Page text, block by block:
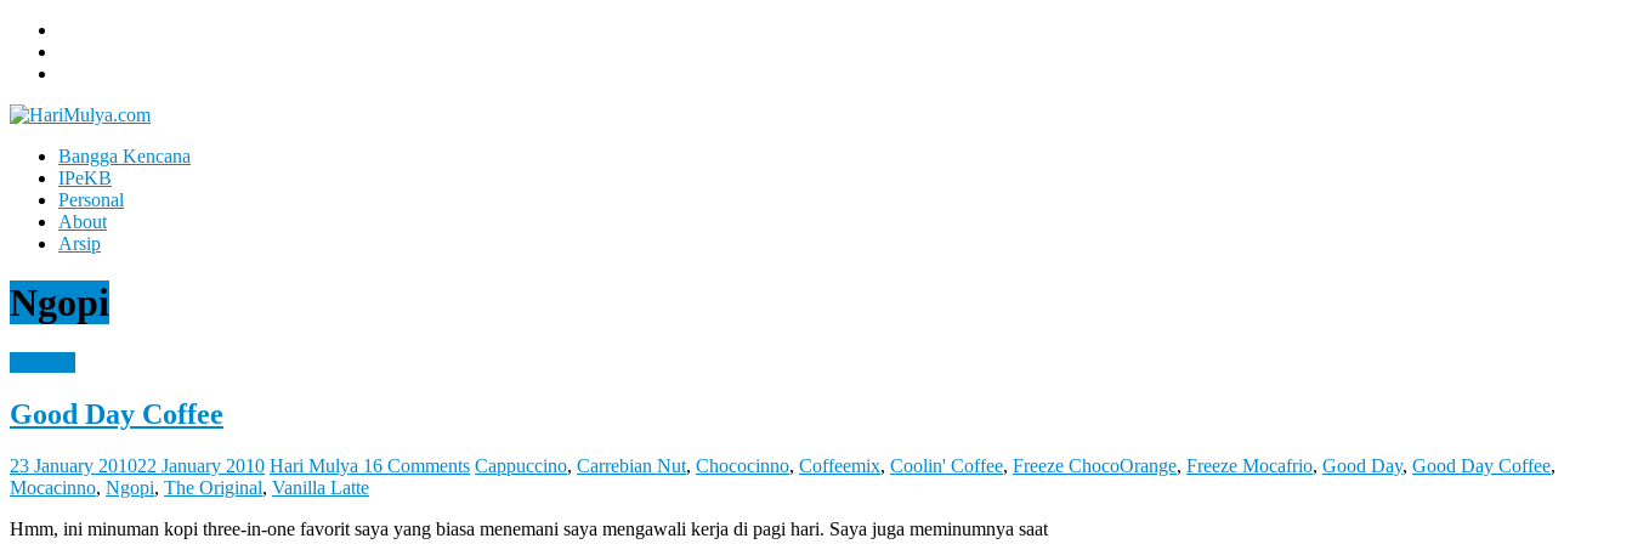
Skip
content
Hari
Mulya
Brain
Can
Analyze
Right
Brain
You
Feel
It
Bangga Kencana
IPeKB
Personal
About
Arsip
Ngopi
Good Day Coffee
23 January 201022 January 2010 Hari Mulya 16 Comments Cappuccino, Carrebian Nut, Chococinno, Coffeemix, Coolin' Coffee, Freeze ChocoOrange, Freeze Mocafrio, Good Day, Good Day Coffee,
Mocacinno, Ngopi, The Original, Vanilla Latte
Hmm, ini minuman kopi three-in-one favorit saya yang biasa menemani saya mengawali kerja di pagi hari. Saya juga meminumnya saat